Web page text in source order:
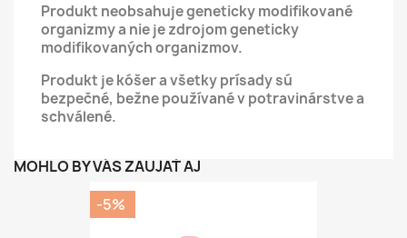
Produkt neobsahuje geneticky modifikované
organizmy a nie je zdrojom geneticky
modifikovaných organizmov.
Produkt je kóšer a všetky prísady sú
bezpečné, bežne používané v potravinárstve a
schválené.
MOHLO BY VÁS ZAUJAŤ AJ
-5%